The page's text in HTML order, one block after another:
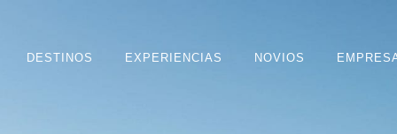
DESTINOS EXPERIENCIAS NOVIOS